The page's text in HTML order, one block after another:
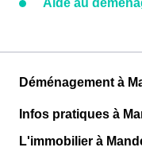
Aide au
Déménagement à
Infos pratiques à
L'immobilier à